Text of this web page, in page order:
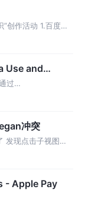
创作活动 1.百度移
Use and
过
后才能收集用于
冲突
发现点击子视图没
现父视图调用了
- Apple Pay